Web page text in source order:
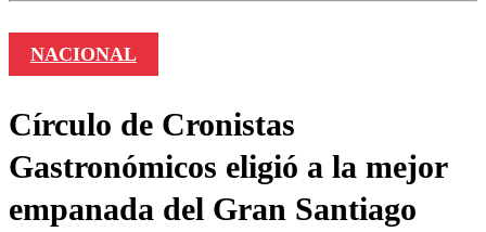
NACIONAL
Círculo de Cronistas
Gastronómicos eligió a la mejor
empanada del Gran Santiago